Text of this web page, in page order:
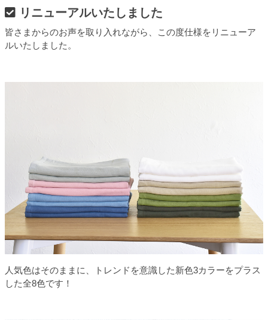
リニューアルいたしました
皆さまからのお声を取り入れながら、この度仕様をリニューア
ルいたしました。
人気色はそのままに、トレンドを意識した新色3カラーをプラス
した全8色です！